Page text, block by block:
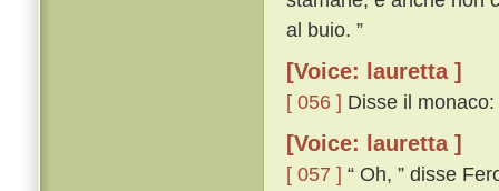
al buio. ”
[Voice: lauretta ]
[ 056 ] Disse il
[Voice: lauretta ]
[ 057 ] “ Oh, ” disse